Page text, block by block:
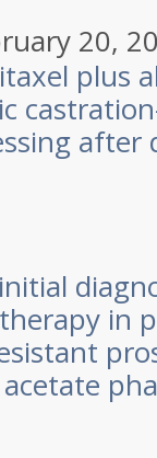
20,
plus
after
in